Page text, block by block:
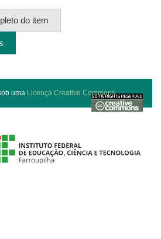
do item
uma Licença Creative Commons